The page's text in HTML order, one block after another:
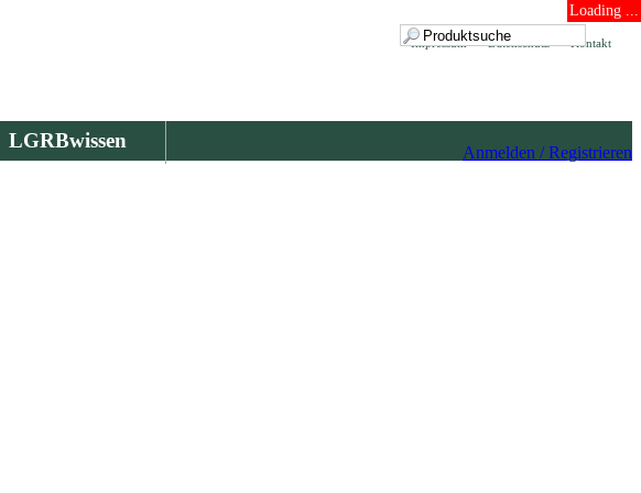
Loading ...
Kontakt
Datenschutz
Impressum
LGRBwissen
Anmelden / Registrieren